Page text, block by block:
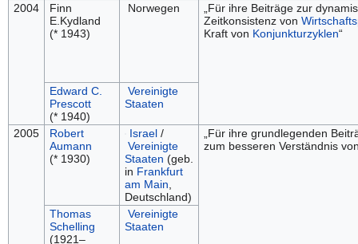
2004
Finn
E.Kydland
(* 1943)
Norwegen
„Für ihre Beiträge zur
Zeitkonsistenz von
Kraft von Konjunkturzyklen“
Edward C.
Prescott
(* 1940)
Vereinigte
Staaten
2005
Robert
Aumann
(* 1930)
Israel/
Vereinigte
Staaten (geb.
in Frankfurt
am Main
Deutschland)
„Für ihre grundlegenden
zum besseren Verständnis
Thomas
Schelling
(1921–
Vereinigte
Staaten